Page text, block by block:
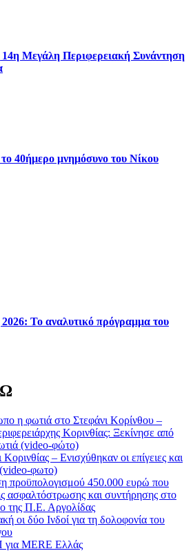
14η Μεγάλη Περιφερειακή Συνάντηση
40ήμερο μνημόσυνο του Νίκου
Το αναλυτικό πρόγραμμα του
η φωτιά στο Στεφάνι Κορίνθου –
Κορινθίας: Ξεκίνησε από
(video-φώτο)
– Ενισχύθηκαν οι επίγειες και
(video-φωτο)
προϋπολογισμού 450.000 ευρώ που
ασφαλτόστρωσης και συντήρησης στο
της Π.Ε. Αργολίδας
οι δύο Ινδοί για τη δολοφονία του
MERE Ελλάς